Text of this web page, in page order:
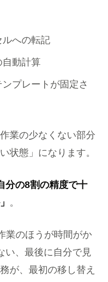
への転記
動計算
プレートが固定さ
業の少なくない部分
状態」になります。
分の8割の精度で十
。
業のほうが時間がか
い、最後に自分で見
が、最初の移し替え